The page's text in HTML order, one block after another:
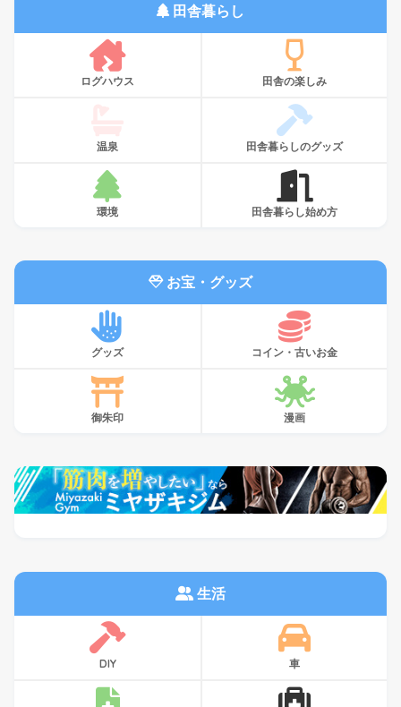
田舎暮らし
ログハウス 田舎の楽しみ
温泉 田舎暮らしのグッズ
環境 田舎暮らし始め方
お宝・グッズ
グッズ コイン・古いお金
御朱印 漫画
生活
DIY 車